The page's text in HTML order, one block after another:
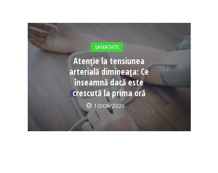
SANATATE
Atenție la tensiunea
arterială dimineața: Ce
înseamnă dacă este
crescută la prima oră
10/08/2026